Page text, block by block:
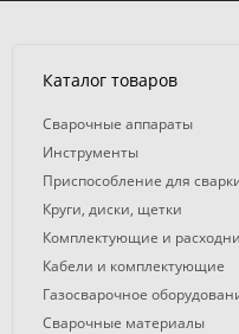
Каталог товаров
Сварочные аппараты
Инструменты
Приспособление для
Круги, диски, щетки
Комплектующие и
Кабели и комплектующие
Газосварочное
Сварочные материалы